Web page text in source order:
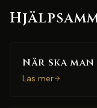
När ska
Läs mer